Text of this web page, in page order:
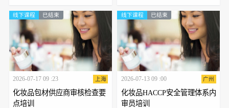
线下课程 已结束
2026-07-17 09 :23 上海
化妆品包材供应商审核检查要
点培训
线下课程 已结束
2026-07-13 09 :00 广州
化妆品HACCP安全管理体系内
审员培训